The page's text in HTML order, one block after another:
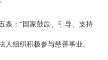
条：“国家鼓励、引导、支持
人组织积极参与慈善事业。